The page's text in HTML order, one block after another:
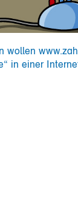
wollen
in einer